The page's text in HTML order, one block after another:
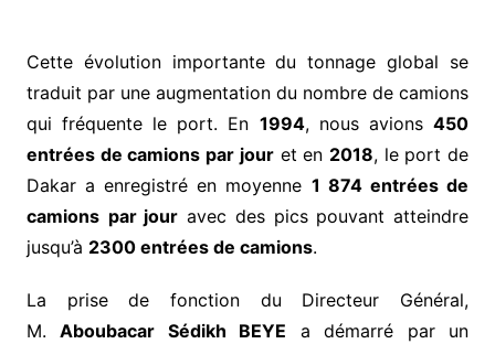
Cette évolution importante du tonnage global se
traduit par une augmentation du nombre de camions
qui fréquente le port. En 1994, nous avions450
entrées de camions par jouret en 2018, le port de
Dakar a enregistré en moyenne 1 874 entrées de
camions par jour avec des pics pouvant atteindre
jusqu’à 2300 entrées de camions.
La prise de fonction du Directeur Général,
M.Aboubacar Sédikh BEYE a démarré par un